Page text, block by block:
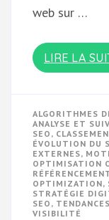
web sur …
LIRE LA
ALGORITHMES
ANALYSE ET
SEO ,
ÉVOLUTION DU
EXTERNES,
OPTIMISATION
OPTIMIZATION,
STRATÉGIE
SEO ,
VISIBILITÉ